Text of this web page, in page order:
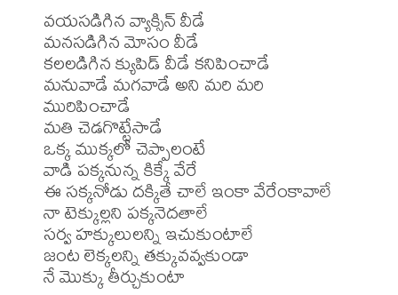
వయసడిగిన వ్యాక్సిన్ వీడే
మనసడిగిన మోసం వీడే
కలలడిగిన క్యుపిడ్ వీడే కనిపించాడే
మనువాడే మగవాడే అని మరి మరి
మురిపించాడే
మతి చెడగొట్టేసాడే
ఒక్క ముక్కలో చెప్పాలంటే
వాడి పక్కనున్న కిక్కే వేరే
ఈ సక్కనోడు దక్కితే చాలే ఇంకా వేరేంకావాలే
నా టెక్కుల్లని పక్కనెదతాలే
సర్వ హక్కులులన్ని ఇచుకుంటాలే
జంట లెక్కలన్ని తక్కువవ్వకుండా
నే మొక్కు తీర్చుకుంటా